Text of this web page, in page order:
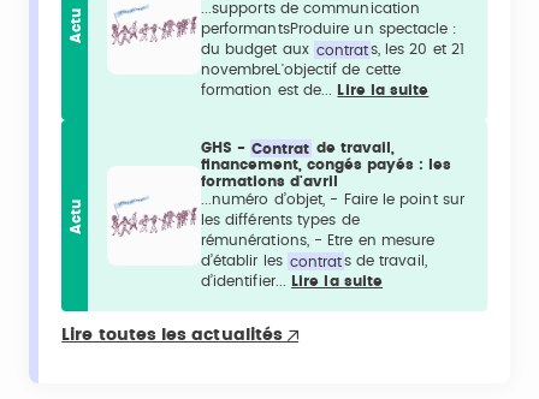
Actu
...supports de communication
performantsProduire un spectacle :
du budget aux contrats, les 20 et 21
novembreL'objectif de cette
formation est de...
Lire la suite
Actu
GHS - Contrat de travail,
financement, congés payés : les
formations d'avril
...numéro d’objet, - Faire le point sur
les différents types de
rémunérations, - Etre en mesure
d’établir les contrats de travail,
d’identifier...
Lire la suite
Lire toutes les actualités